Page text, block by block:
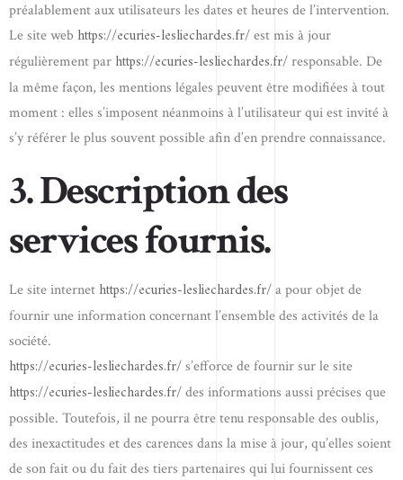
préalablement aux utilisateurs les dates et heures de l’intervention.
Le site web https://ecuries-lesliechardes.fr/est mis à jour
régulièrement par https://ecuries-lesliechardes.fr/responsable. De
la même façon, les mentions légales peuvent être modifiées à tout
moment : elles s’imposent néanmoins à l’utilisateur qui est invité à
s’y référer le plus souvent possible afin d’en prendre connaissance.
3. Description des
services fournis.
Le site internet https://ecuries-lesliechardes.fr/a pour objet de
fournir une information concernant l’ensemble des activités de la
société.
https://ecuries-lesliechardes.fr/s’efforce de fournir sur le site
https://ecuries-lesliechardes.fr/des informations aussi précises que
possible. Toutefois, il ne pourra être tenu responsable des oublis,
des inexactitudes et des carences dans la mise à jour, qu’elles soient
de son fait ou du fait des tiers partenaires qui lui fournissent ces